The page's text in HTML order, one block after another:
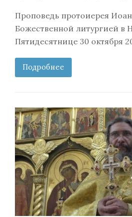
Проповедь протоиерея
Божественной литургией в
Пятидесятнице 30 октября
Подробнее